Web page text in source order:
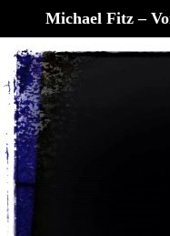
Michael Fitz –